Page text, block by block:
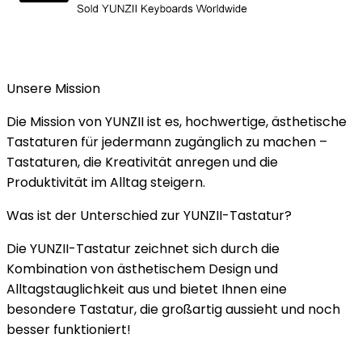
Unsere Mission
Die Mission von YUNZII ist es, hochwertige, ästhetische
Tastaturen für jedermann zugänglich zu machen –
Tastaturen, die Kreativität anregen und die
Produktivität im Alltag steigern.
Was ist der Unterschied zur YUNZII-Tastatur?
Die YUNZII-Tastatur zeichnet sich durch die
Kombination von ästhetischem Design und
Alltagstauglichkeit aus und bietet Ihnen eine
besondere Tastatur, die großartig aussieht und noch
besser funktioniert!